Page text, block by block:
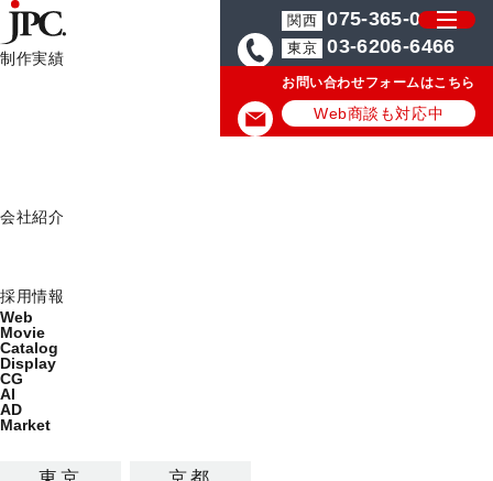
制作実績
会社紹介
採用情報
Web
Movie
Catalog
Display
CG
AI
AD
Market
関西 075-365-0571
東京 03-6206-6466
お問い合わせフォームはこちら
Web商談も対応中
Web/映像/カタログ/店頭ディスプレイの最新制作実績を公
開しています。